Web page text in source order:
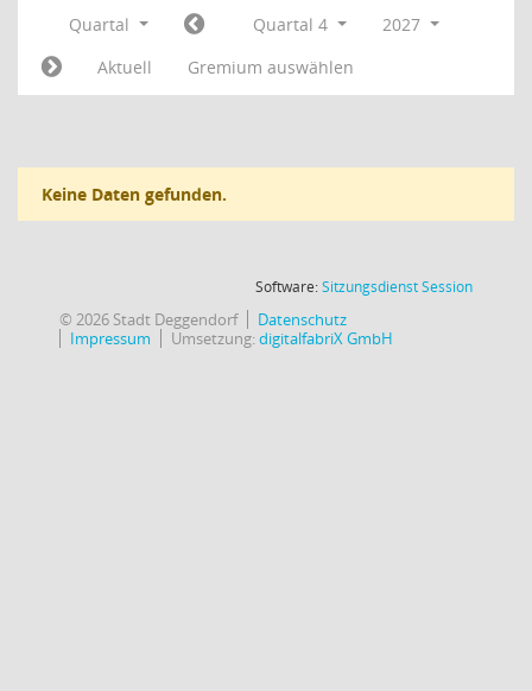
Quartal Quartal 4
2027
Aktuell
Gremium auswählen
Keine Daten gefunden.
Software:SitzungsdienstSession(Wird in
© 2026 Stadt Deggendorf
Datenschutz
Impressum
Umsetzung:digitalfabriX GmbH